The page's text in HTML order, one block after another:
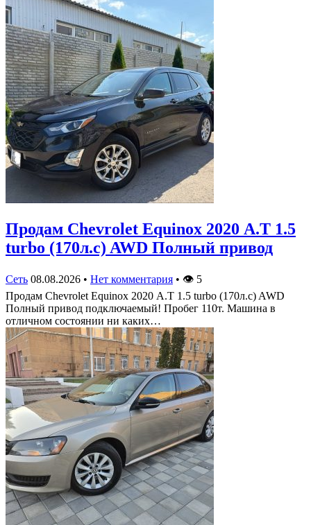
Продам Chevrolet Equinox 2020 А.Т 1.5
turbo (170л.с) AWD Полный привод
Сеть 08.08.2026 • Нет комментария • 👁 5
Продам Chevrolet Equinox 2020 А.Т 1.5 turbo (170л.с) AWD
Полный привод подключаемый! Пробег 110т. Машина в
отличном состоянии ни каких…